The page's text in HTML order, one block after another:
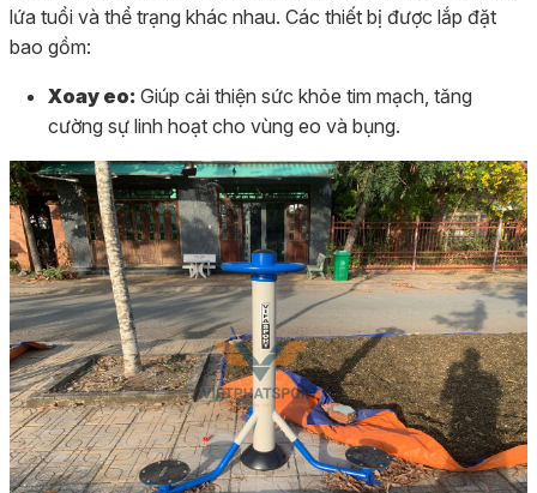
lứa tuổi và thể trạng khác nhau. Các thiết bị được lắp đặt
bao gồm:
Xoay eo: Giúp cải thiện sức khỏe tim mạch, tăng
cường sự linh hoạt cho vùng eo và bụng.